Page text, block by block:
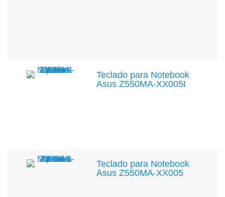
Teclado para Notebook
Asus Z550MA-XX005t
Teclado para Notebook
Asus Z550MA-XX005